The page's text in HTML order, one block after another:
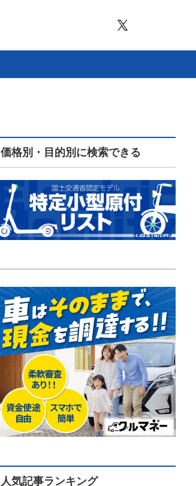
価格別・目的別に検索できる